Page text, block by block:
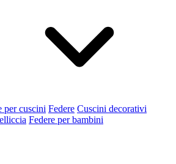
per cuscini Federe Cuscini decorativi
Federe per bambini